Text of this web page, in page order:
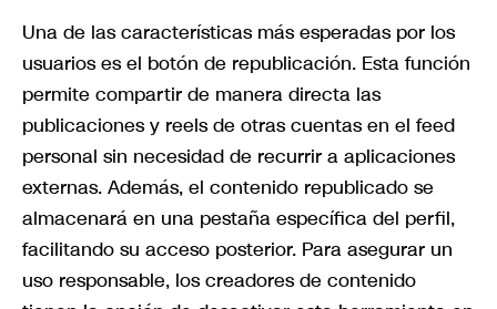
Una de las características más esperadas por los
usuarios es el botón de republicación. Esta función
permite compartir de manera directa las
publicaciones y reels de otras cuentas en el feed
personal sin necesidad de recurrir a aplicaciones
externas. Además, el contenido republicado se
almacenará en una pestaña específica del perfil,
facilitando su acceso posterior. Para asegurar un
uso responsable, los creadores de contenido